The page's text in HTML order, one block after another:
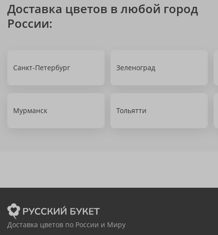
Доставка цветов в любой город
России:
Санкт-Петербург Зеленоград
Мурманск Тольятти
Доставка цветов по России и Миру